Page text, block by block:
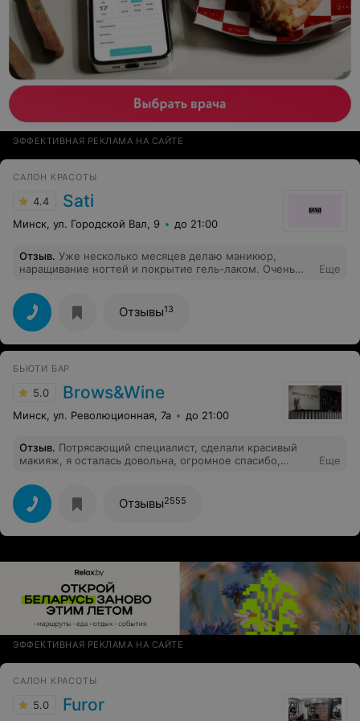
ЭФФЕКТИВНАЯ РЕКЛАМА НА САЙТЕ
САЛОН КРАСОТЫ
4.4 Sati
Минск, ул. Городской Вал, 9 до 21:00
Отзыв. Уже несколько месяцев делаю маникюр,
наращивание ногтей и покрытие гель-лаком. Очень
очень аккуратно, быстро и качественно. Я очень
довольна, рекомендую всем.
Еще
Отзывы13
БЬЮТИ БАР
5.0 Brows&Wine
Минск, ул. Революционная, 7а до 21:00
Отзыв. Потрясающий специалист, сделали красивый
макияж, я осталась довольна, огромное спасибо,
Еще
Отзывы2555
ЭФФЕКТИВНАЯ РЕКЛАМА НА САЙТЕ
САЛОН КРАСОТЫ
5.0 Furor